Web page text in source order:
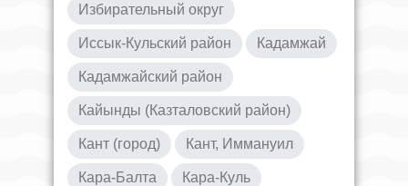
Избирательный округ
Иссык-Кульский район Кадамжай
Кадамжайский район
Кайынды (Казталовский район)
Кант (город) Кант, Иммануил
Кара-Балта Кара-Куль